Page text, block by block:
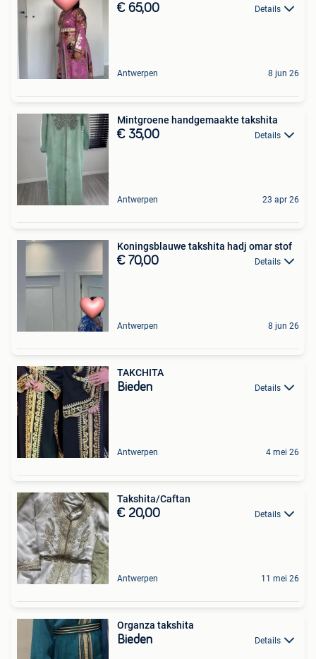
€ 65,00 Details
Antwerpen 8 jun 26
Mintgroene handgemaakte takshita
€ 35,00 Details
Antwerpen 23 apr 26
Koningsblauwe takshita hadj omar stof
€ 70,00 Details
Antwerpen 8 jun 26
TAKCHITA
Bieden Details
Antwerpen 4 mei 26
Takshita/Caftan
€ 20,00 Details
Antwerpen 11 mei 26
Organza takshita
Bieden Details